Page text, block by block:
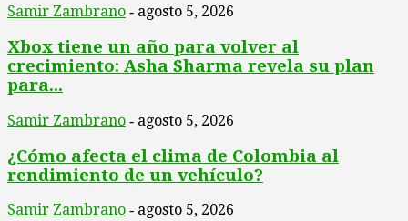
Samir Zambrano - agosto 5, 2026
Xbox tiene un año para volver al
crecimiento: Asha Sharma revela su plan
para...
Samir Zambrano - agosto 5, 2026
¿Cómo afecta el clima de Colombia al
rendimiento de un vehículo?
Samir Zambrano - agosto 5, 2026